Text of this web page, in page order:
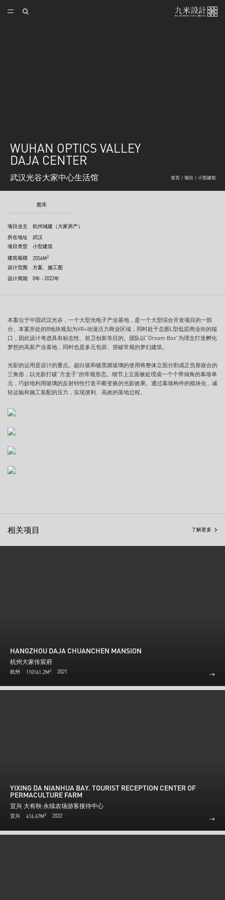
WUHAN OPTICS VALLEY
DAJA CENTER
武汉光谷大家中心生活馆 首页 / 项目 / 小型建筑
项目业主
杭州城建（大家房产）
所在地址
武汉
项目类型
小型建筑
建筑规模
2056M2
设计范围
方案、施工图
设计周期
0年 - 2022年
图库
本案位于中国武汉光谷，一个大型光电子产业基地，是一个大型综合开发项目的一部
分。本案所处的B地块规划为VR+动漫活力商业区域，同时处于总图L型低层商业街的端
口，因此设计考虑具有标志性、前卫创新等目的。团队以“Dream Box”为理念打造孵化
梦想的高新产业基地，同时也是多元包容、突破常规的梦幻建筑。
光影的运用是设计的重点。超白玻和镀黑膜玻璃的使用将整体立面分割成正负形嵌合的
三角形，以光影打破“方盒子”的常规形态。细节上立面被处理成一个个带倾角的幕墙单
元，巧妙地利用玻璃的反射特性打造不断变换的光影效果。通过幕墙构件的模块化，减
轻运输和施工装配的压力，实现便利、高效的落地过程。
相关项目 了解更多
HANGZHOU DAJA CHUANCHEN MANSION
杭州大家传宸府
杭州 110161.2M2 2021
YIXING DA NIANHUA BAY. TOURIST RECEPTION CENTER OF
PERMACULTURE FARM
宜兴 大有秋·永续农场游客接待中心
宜兴 416.67M2 2022